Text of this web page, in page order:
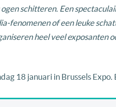
schitteren. Een
fenomenen of een leuke
heel veel exposanten
18 januari in Brussels Expo.